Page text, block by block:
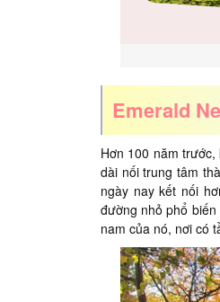
Emerald
Hơn 100 năm
dài nối trung tâm
ngày nay kết nối
đường nhỏ phổ
nam của nó, nơi có